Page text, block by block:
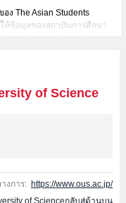
ง The Asian Students
ห้ข้อมูลของสถาบันการศึกษา
บอนุปริญญา・วิทยาลัย
สอบคัดเลือกเข้าศึกษาเช่น
เลือกเป็นต้น,แนะนำสถาน
ค้นหาข้อมูลตามอัธยาศัย
of Science
งการ: https://www.ous.ac.jp/
of Scienceกลับสู่ด้านบน